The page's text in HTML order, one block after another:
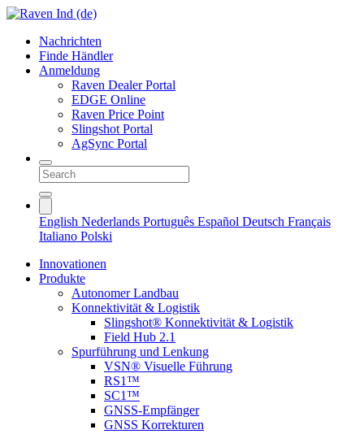
Nachrichten
Finde Händler
Anmeldung
Raven Dealer Portal
EDGE Online
Raven Price Point
Slingshot Portal
AgSync Portal
English Nederlands Português Español Deutsch Français
Italiano Polski
Innovationen
Produkte
Autonomer Landbau
Konnektivität & Logistik
Slingshot® Konnektivität & Logistik
Field Hub 2.1
Spurführung und Lenkung
VSN® Visuelle Führung
RS1™
SC1™
GNSS-Empfänger
GNSS Korrekturen